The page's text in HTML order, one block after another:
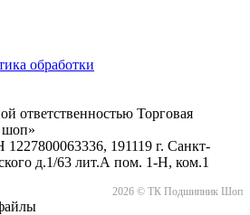
обработки
ответственностью Торговая
191119 г. Санкт-
д.1/63 лит.А пом. 1-Н, ком.1
2026 © ТК Подшипник Шоп